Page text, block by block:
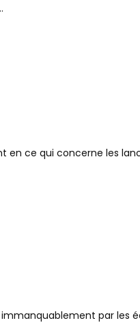
en ce qui concerne les
par les